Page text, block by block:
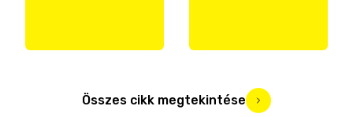
Összes cikk megtekintése